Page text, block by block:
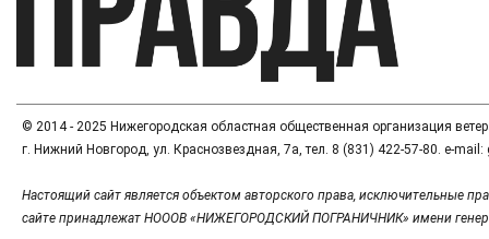
© 2014 - 2025 Нижегородская областная общественная организация
г. Нижний Новгород, ул. Краснозвездная, 7а, тел. 8 (831) 422-57-80. e-
Настоящий сайт является объектом авторского права, исключительные
сайте принадлежат НОООВ «НИЖЕГОРОДСКИЙ ПОГРАНИЧНИК» имени